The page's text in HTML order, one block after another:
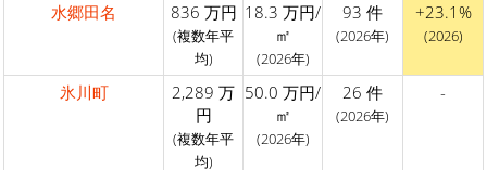
水郷田名 836 万円
(複数年平
均)
18.3 万円/
㎡
(2026年)
93 件
(2026年)
+23.1%
(2026)
氷川町
2,289 万
円
(複数年平
均)
50.0 万円/
㎡
(2026年)
26 件
(2026年)
-